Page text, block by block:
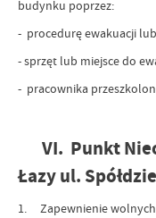
budynku poprzez:
- procedurę ewakuacji
- sprzęt lub miejsce do
- pracownika
VI. Punkt
Łazy ul.
1. Zapewnienie wolnych